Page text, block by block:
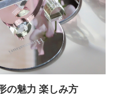
の魅力 楽しみ方